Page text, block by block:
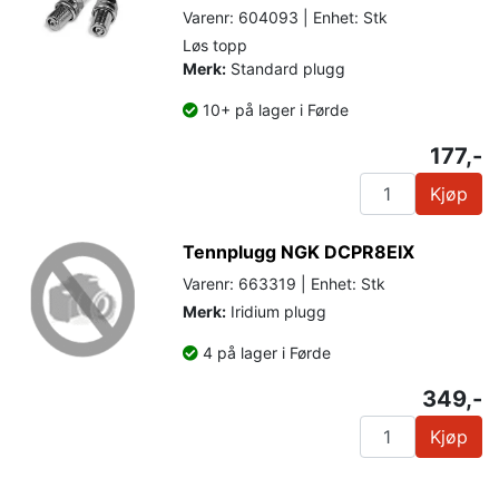
Varenr: 604093 | Enhet: Stk
Løs topp
Merk: Standard plugg
10+ på lager i Førde
177,-
Kjøp
Tennplugg NGK DCPR8EIX
Varenr: 663319 | Enhet: Stk
Merk: Iridium plugg
4 på lager i Førde
349,-
Kjøp